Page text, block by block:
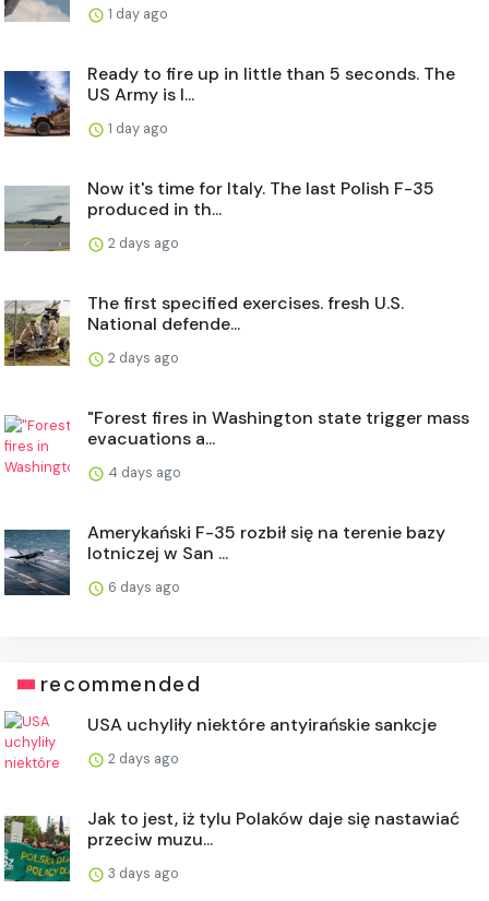
1 day ago
Ready to fire up in little than 5 seconds. The
US Army is l...
1 day ago
Now it's time for Italy. The last Polish F-35
produced in th...
2 days ago
The first specified exercises. fresh U.S.
National defende...
2 days ago
"Forest fires in Washington state trigger mass
evacuations a...
4 days ago
Amerykański F-35 rozbił się na terenie bazy
lotniczej w San ...
6 days ago
recommended
USA uchyliły niektóre antyirańskie sankcje
2 days ago
Jak to jest, iż tylu Polaków daje się nastawiać
przeciw muzu...
3 days ago